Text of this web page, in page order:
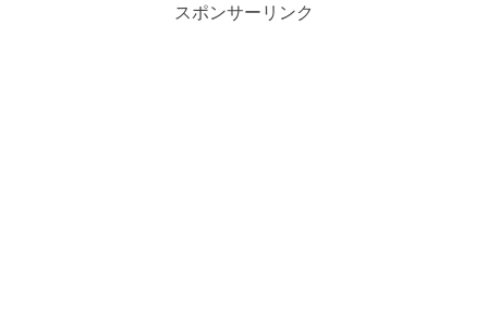
スポンサーリンク